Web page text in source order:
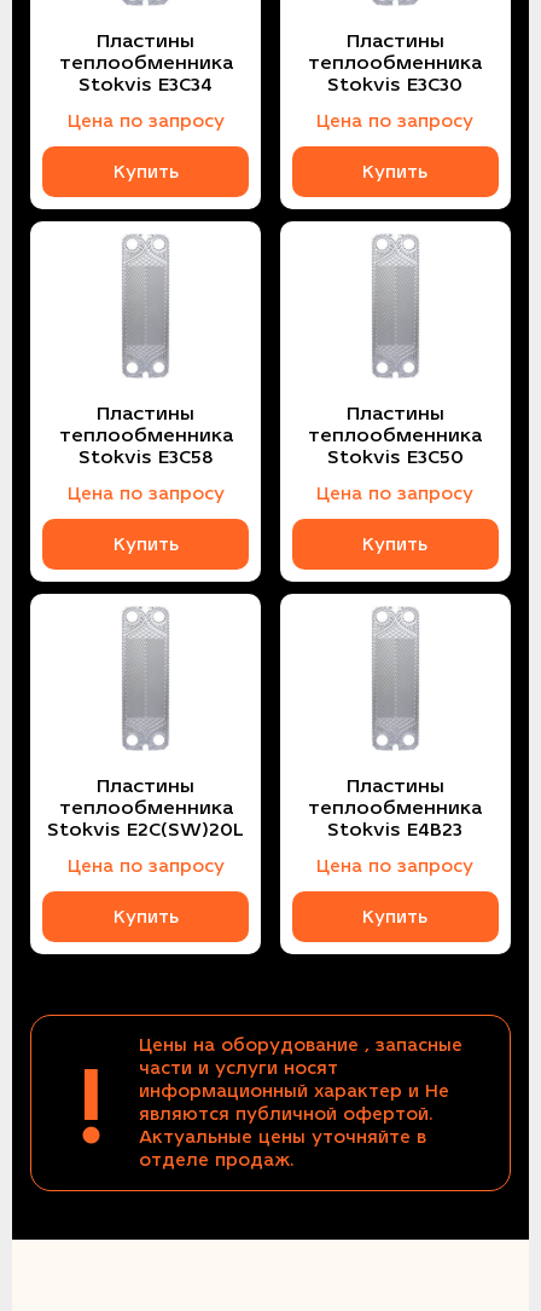
Пластины
теплообменника
Stokvis E3С34
Цена по запросу
Купить
Пластины
теплообменника
Stokvis E3С30
Цена по запросу
Купить
Пластины
теплообменника
Stokvis E3С58
Цена по запросу
Купить
Пластины
теплообменника
Stokvis E3С50
Цена по запросу
Купить
Пластины
теплообменника
Stokvis E2C(SW)20L
Цена по запросу
Купить
Пластины
теплообменника
Stokvis E4B23
Цена по запросу
Купить
!
Цены на оборудование , запасные
части и услуги носят
информационный характер и Не
являются публичной офертой.
Актуальные цены уточняйте в
отделе продаж.